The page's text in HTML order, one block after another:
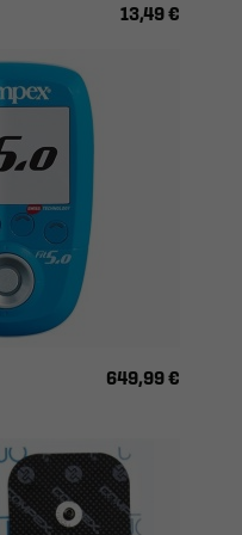
13,49 €
649,99 €